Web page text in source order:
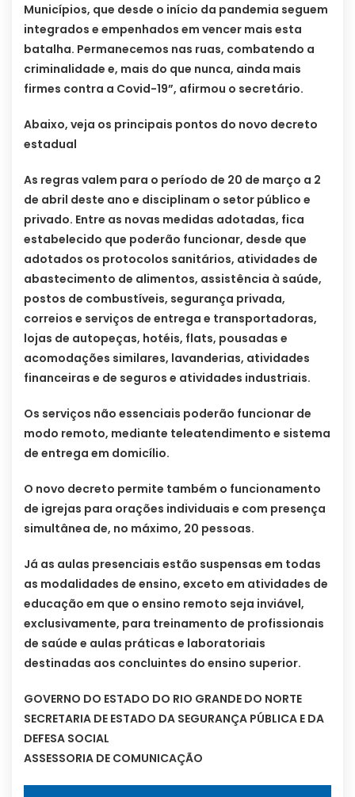
Municípios, que desde o início da pandemia seguem
integrados e empenhados em vencer mais esta
batalha. Permanecemos nas ruas, combatendo a
criminalidade e, mais do que nunca, ainda mais
firmes contra a Covid-19”, afirmou o secretário.
Abaixo, veja os principais pontos do novo decreto
estadual
As regras valem para o período de 20 de março a 2
de abril deste ano e disciplinam o setor público e
privado. Entre as novas medidas adotadas, fica
estabelecido que poderão funcionar, desde que
adotados os protocolos sanitários, atividades de
abastecimento de alimentos, assistência à saúde,
postos de combustíveis, segurança privada,
correios e serviços de entrega e transportadoras,
lojas de autopeças, hotéis, flats, pousadas e
acomodações similares, lavanderias, atividades
financeiras e de seguros e atividades industriais.
Os serviços não essenciais poderão funcionar de
modo remoto, mediante teleatendimento e sistema
de entrega em domicílio.
O novo decreto permite também o funcionamento
de igrejas para orações individuais e com presença
simultânea de, no máximo, 20 pessoas.
Já as aulas presenciais estão suspensas em todas
as modalidades de ensino, exceto em atividades de
educação em que o ensino remoto seja inviável,
exclusivamente, para treinamento de profissionais
de saúde e aulas práticas e laboratoriais
destinadas aos concluintes do ensino superior.
GOVERNO DO ESTADO DO RIO GRANDE DO NORTE
SECRETARIA DE ESTADO DA SEGURANÇA PÚBLICA E DA
DEFESA SOCIAL
ASSESSORIA DE COMUNICAÇÃO